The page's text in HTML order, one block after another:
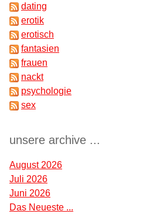
dating
erotik
erotisch
fantasien
frauen
nackt
psychologie
sex
unsere archive ...
August 2026
Juli 2026
Juni 2026
Das Neueste ...